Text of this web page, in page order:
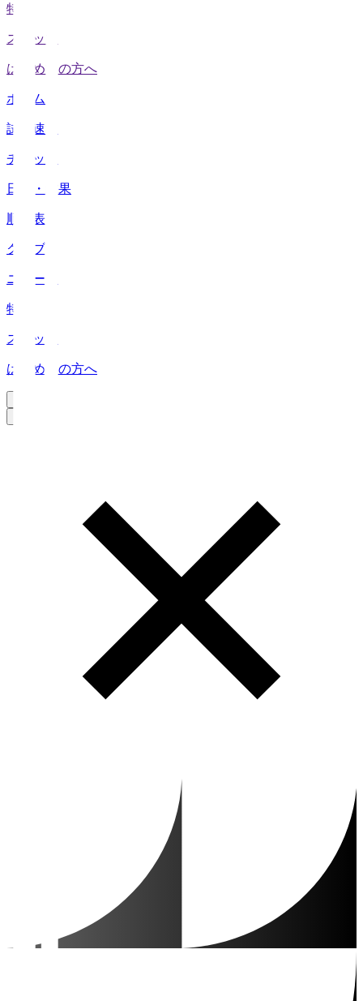
特集
スタッツ
はじめての方へ
ホーム
試合速報
チケット
日程・結果
順位表
クラブ
ニュース
特集
スタッツ
はじめての方へ